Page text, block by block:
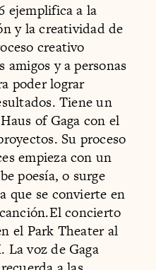
ejemplifica a la
y la creatividad de
creativo
amigos y a personas
poder lograr
Tiene un
of Gaga con el
Su proceso
empieza con un
poesía, o surge
que se convierte en
concierto
el Park Theater al
voz de Gaga